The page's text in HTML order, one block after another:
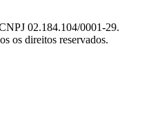
02.184.104/0001-29.
os direitos reservados.